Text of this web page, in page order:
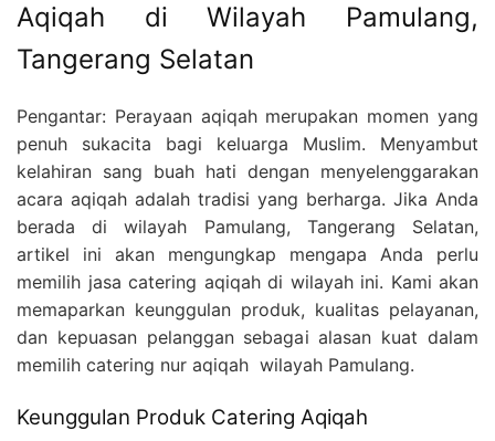
Aqiqah di Wilayah Pamulang,
Tangerang Selatan
Pengantar: Perayaan aqiqah merupakan momen yang
penuh sukacita bagi keluarga Muslim. Menyambut
kelahiran sang buah hati dengan menyelenggarakan
acara aqiqah adalah tradisi yang berharga. Jika Anda
berada di wilayah Pamulang, Tangerang Selatan,
artikel ini akan mengungkap mengapa Anda perlu
memilih jasa catering aqiqah di wilayah ini. Kami akan
memaparkan keunggulan produk, kualitas pelayanan,
dan kepuasan pelanggan sebagai alasan kuat dalam
memilih catering nur aqiqah wilayah Pamulang.
Keunggulan Produk Catering Aqiqah